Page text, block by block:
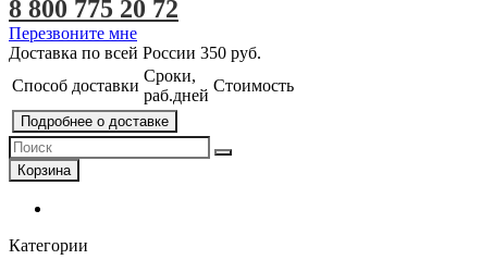
8 800 775 20 72
Перезвоните мне
Доставка по всей России 350 руб.
Способ доставки
Сроки,
раб.дней
Стоимость
Подробнее о доставке
Корзина
Категории